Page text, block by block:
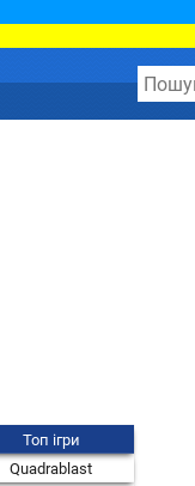
Топ ігри
Quadrablast